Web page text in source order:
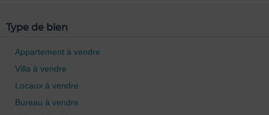
Type de bien
Appartement à vendre
Villa à vendre
Locaux à vendre
Bureau à vendre